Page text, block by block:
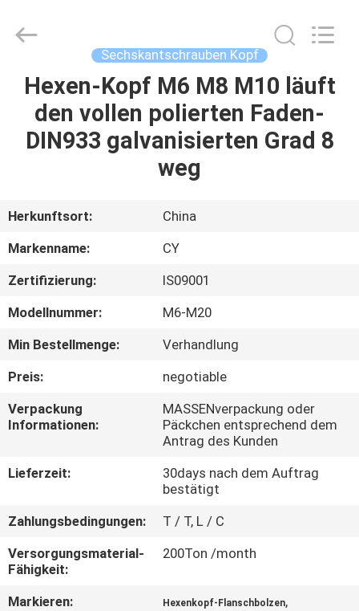
HAUS
PRODUKTE
UNS
AUSFLUG
QUALITÄTSKONTROLLE
TRETEN
SIE
UNS
VERBINDUNG
NACHRICHTEN
Co,LTD.
Sechskantschrauben Kopf
Hexen-Kopf M6 M8 M10 läuft
den vollen polierten Faden-
DIN933 galvanisierten Grad 8
weg
Herkunftsort:
China
Markenname:
CY
Zertifizierung:
IS09001
Modellnummer:
M6-M20
Min Bestellmenge:
Verhandlung
Preis:
negotiable
Verpackung
Informationen:
MASSENverpackung oder
Päckchen entsprechend dem
Antrag des Kunden
Lieferzeit:
30days nach dem Auftrag
bestätigt
Zahlungsbedingungen:
T / T, L / C
Versorgungsmaterial-
Fähigkeit:
200Ton /month
Markieren: Hexenkopf-Flanschbolzen,